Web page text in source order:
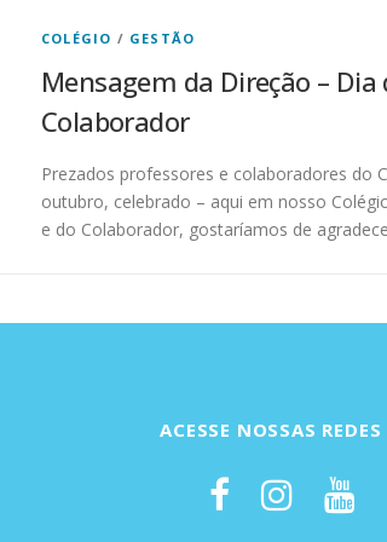
COLÉGIO / GESTÃO
Mensagem da Direção –
Colaborador
Prezados professores e colaboradores do
outubro, celebrado – aqui em nosso
e do Colaborador, gostaríamos de
ACESSE NOSSAS